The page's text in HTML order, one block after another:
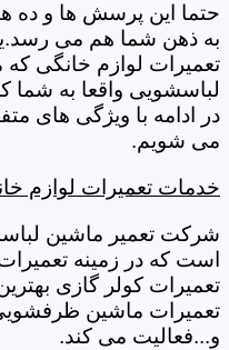
حتما این پرسش ها و ده
به ذهن شما هم می
تعمیرات لوازم خانگی که
لباسشویی واقعا به
در ادامه با ویژگی های
می شویم.
خدمات تعمیرات لوازم
شرکت تعمیر ماشین
است که در زمینه
تعمیرات کولر گازی
تعمیرات ماشین
و...فعالیت می کند.